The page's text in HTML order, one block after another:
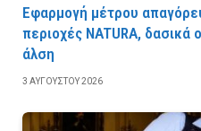
Εφαρμογή μέτρου
περιοχές NATURA,
άλση
3 ΑΥΓΟΎΣΤΟΥ 2026